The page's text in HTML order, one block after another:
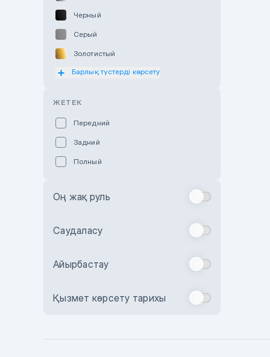
Черный
Серый
Золотистый
Оранжевый
Зеленый
Бежевый
Комбинированный
Барлық түстерді көрсету
ЖЕТЕК
Передний
Задний
Полный
Оң жақ руль
Саудаласу
Айырбастау
Қызмет көрсету тарихы